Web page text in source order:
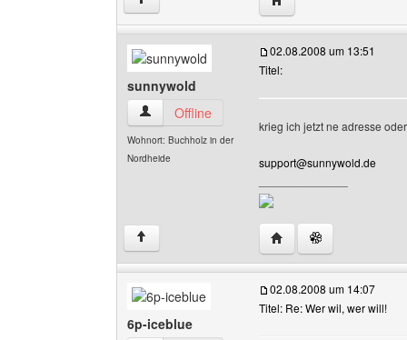
sunnywold
sunnywold Benutzer-Profile anzeigen
Offline
Wohnort: Buchholz in der
Nordheide
02.08.2008 um 13:51
Titel:
krieg ich jetzt ne adresse
support@sunnywold.de
↑ Website dieses
6p-iceblue
02.08.2008 um 14:07
Titel: Re: Wer wil, wer will!